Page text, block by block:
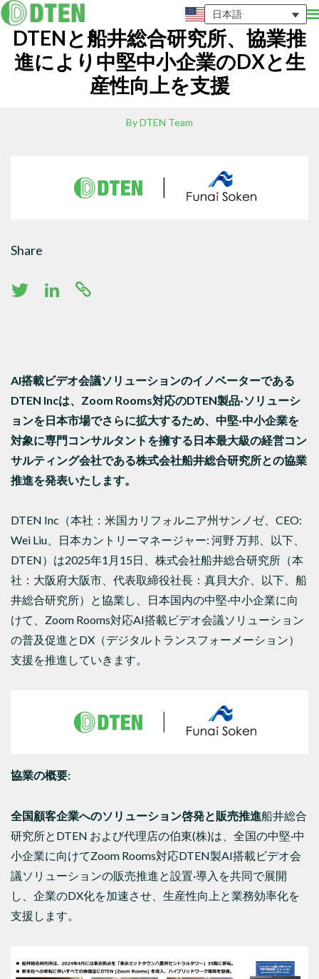
日本語
DTENと船井総合研究所、協業推
進により中堅中小企業のDXと生
産性向上を支援
By DTEN Team
Share
AI搭載ビデオ会議ソリューションのイノベーターである
DTEN Incは、Zoom Rooms対応のDTEN製品·ソリューシ
ョンを日本市場でさらに拡大するため、中堅·中小企業を
対象に専門コンサルタントを擁する日本最大級の経営コン
サルティング会社である株式会社船井総合研究所との協業
推進を発表いたします。
DTEN Inc（本社：米国カリフォルニア州サンノゼ、CEO:
Wei Liu、日本カントリーマネージャー: 河野 万邦、以下、
DTEN）は2025年1月15日、株式会社船井総合研究所（本
社：大阪府大阪市、代表取締役社長：真貝大介、以下、船
井総合研究所）と協業し、日本国内の中堅·中小企業に向
けて、Zoom Rooms対応AI搭載ビデオ会議ソリューション
の普及促進とDX（デジタルトランスフォーメーション）
支援を推進していきます。
協業の概要:
全国顧客企業へのソリューション啓発と販売推進船井総合
研究所とDTEN および代理店の伯東(株)は、全国の中堅·中
小企業に向けてZoom Rooms対応DTEN製AI搭載ビデオ会
議ソリューションの販売推進と設置·導入を共同で展開
し、企業のDX化を加速させ、生産性向上と業務効率化を
支援します。